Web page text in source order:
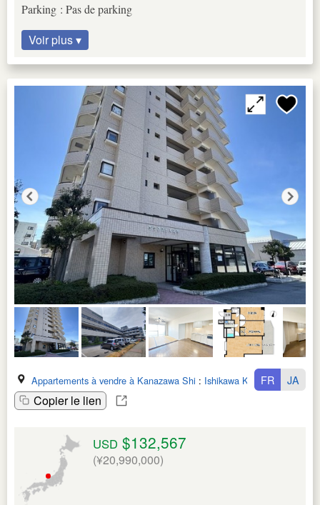
Parking : Pas de parking
Voir plus ▾
Appartements à vendre à Kanazawa Shi : Ishikawa Ken
Copier le lien
FR JA
USD $132,567
(¥20,990,000)